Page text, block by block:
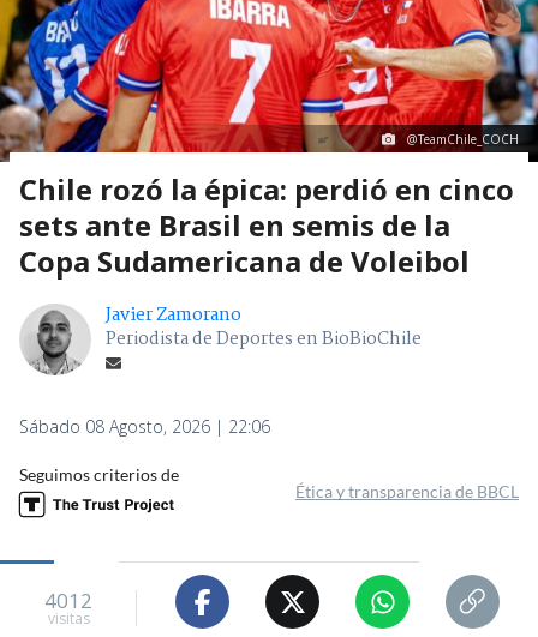
@TeamChile_COCH
Chile rozó la épica: perdió en cinco
sets ante Brasil en semis de la
Copa Sudamericana de Voleibol
Javier Zamorano
Periodista de Deportes en BioBioChile
Sábado 08 Agosto, 2026 | 22:06
Seguimos criterios de
Ética y transparencia de BBCL
4012
visitas